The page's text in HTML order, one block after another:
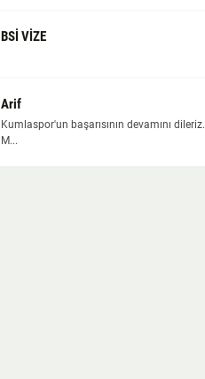
BSİ VİZE
Arif
Kumlaspor'un başarısının devamını dileriz.
M...